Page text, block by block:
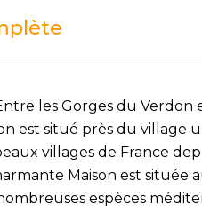
les Gorges du
est situé près du village
villages de France
Maison est située
espèces